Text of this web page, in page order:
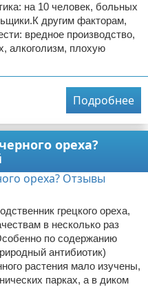
на 10 человек, больных
другим факторам,
вредное производство,
алкоголизм, плохую
Подробнее
ореха?
грецкого ореха,
в несколько раз
по содержанию
антибиотик)
растения мало изучены,
парках, а в диком